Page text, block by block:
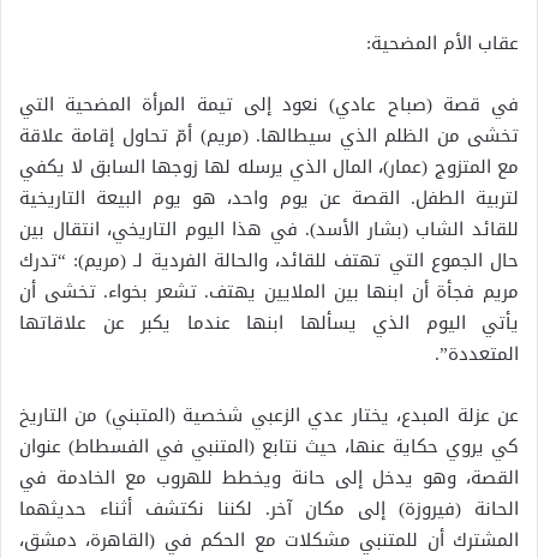
عقاب الأم المضحية:
في قصة (صباح عادي) نعود إلى تيمة المرأة المضحية التي
تخشى من الظلم الذي سيطالها. (مريم) أمّ تحاول إقامة علاقة
مع المتزوج (عمار)، المال الذي يرسله لها زوجها السابق لا يكفي
لتربية الطفل. القصة عن يوم واحد، هو يوم البيعة التاريخية
للقائد الشاب (بشار الأسد). في هذا اليوم التاريخي، انتقال بين
حال الجموع التي تهتف للقائد، والحالة الفردية لـ (مريم): “تدرك
مريم فجأة أن ابنها بين الملايين يهتف. تشعر بخواء. تخشى أن
يأتي اليوم الذي يسألها ابنها عندما يكبر عن علاقاتها
المتعددة”.
عن عزلة المبدع، يختار عدي الزعبي شخصية (المتبني) من التاريخ
كي يروي حكاية عنها، حيث نتابع (المتنبي في الفسطاط) عنوان
القصة، وهو يدخل إلى حانة ويخطط للهروب مع الخادمة في
الحانة (فيروزة) إلى مكان آخر. لكننا نكتشف أثناء حديثهما
المشترك أن للمتنبي مشكلات مع الحكم في (القاهرة، دمشق،